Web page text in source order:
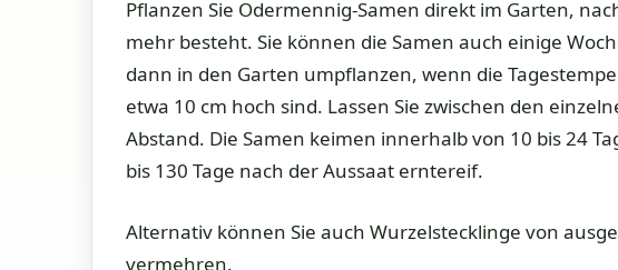
Pflanzen Sie Odermennig-Samen direkt im Garten,
mehr besteht. Sie können die Samen auch einige
dann in den Garten umpflanzen, wenn die
etwa 10 cm hoch sind. Lassen Sie zwischen den
Abstand. Die Samen keimen innerhalb von 10 bis 24
bis 130 Tage nach der Aussaat erntereif.
Alternativ können Sie auch Wurzelstecklinge von
vermehren.